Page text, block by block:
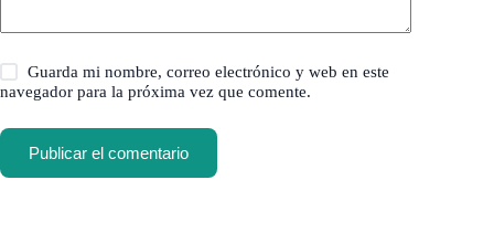
Guarda mi nombre, correo electrónico y web en este
navegador para la próxima vez que comente.
Publicar el comentario